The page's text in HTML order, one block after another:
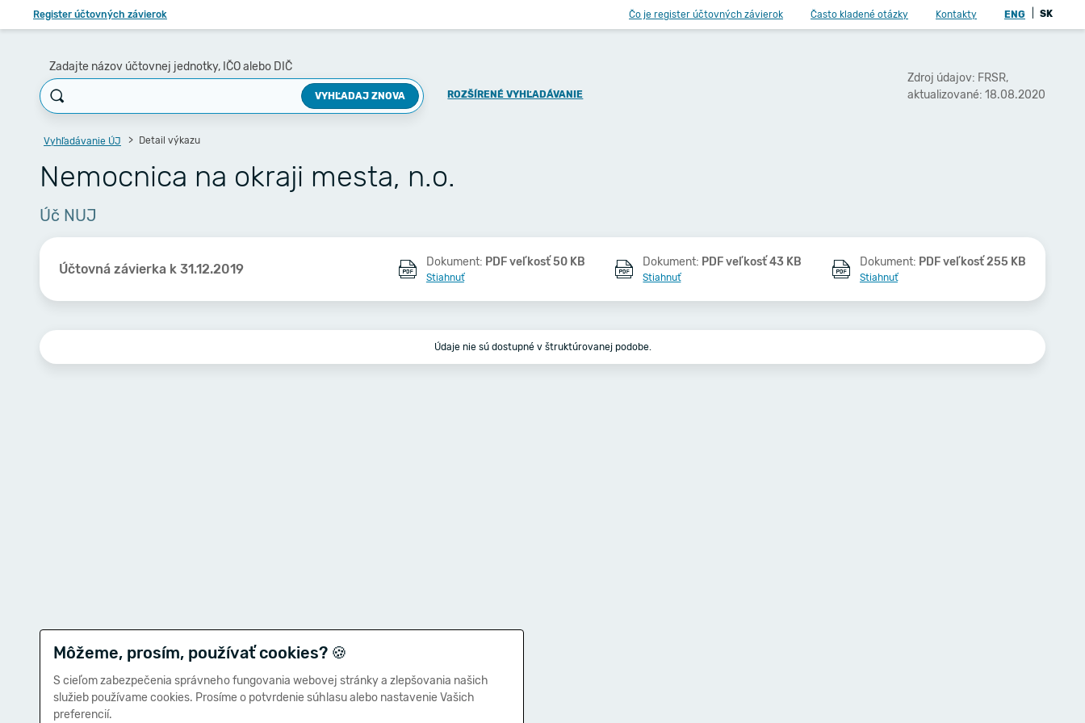
Register účtovných závierok Čo je register účtovných závierok Často kladené otázky Kontakty ENG SK
Zadajte názov účtovnej jednotky, IČO alebo DIČ
VYHĽADAJ ZNOVA ROZŠÍRENÉ VYHĽADÁVANIE
Zdroj údajov: FRSR,
aktualizované: 18.08.2020
Vyhľadávanie ÚJ Detail výkazu
Nemocnica na okraji mesta, n.o.
Úč NUJ
Účtovná závierka k 31.12.2019 Dokument: PDF veľkosť 50 KB
Stiahnuť
Dokument: PDF veľkosť 43 KB
Stiahnuť
Dokument: PDF veľkosť 255 KB
Stiahnuť
Údaje nie sú dostupné v štruktúrovanej podobe.
Môžeme, prosím, používať cookies? 🍪
S cieľom zabezpečenia správneho fungovania webovej stránky a zlepšovania našich
služieb používame cookies. Prosíme o potvrdenie súhlasu alebo nastavenie Vašich
preferencií.